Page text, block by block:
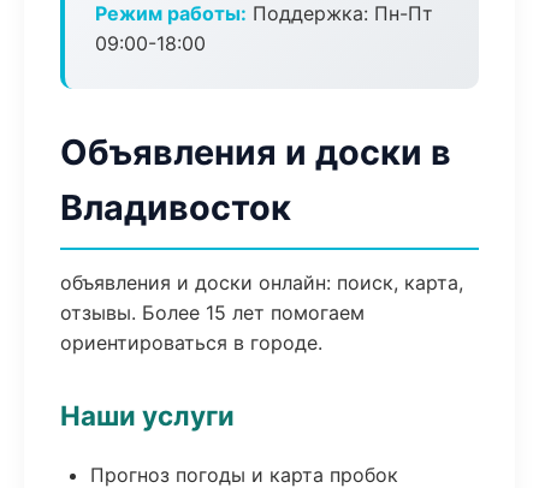
Режим работы: Поддержка: Пн-Пт
09:00-18:00
Объявления и доски в
Владивосток
объявления и доски онлайн: поиск, карта,
отзывы. Более 15 лет помогаем
ориентироваться в городе.
Наши услуги
Прогноз погоды и карта пробок